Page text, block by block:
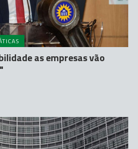
as empresas vão